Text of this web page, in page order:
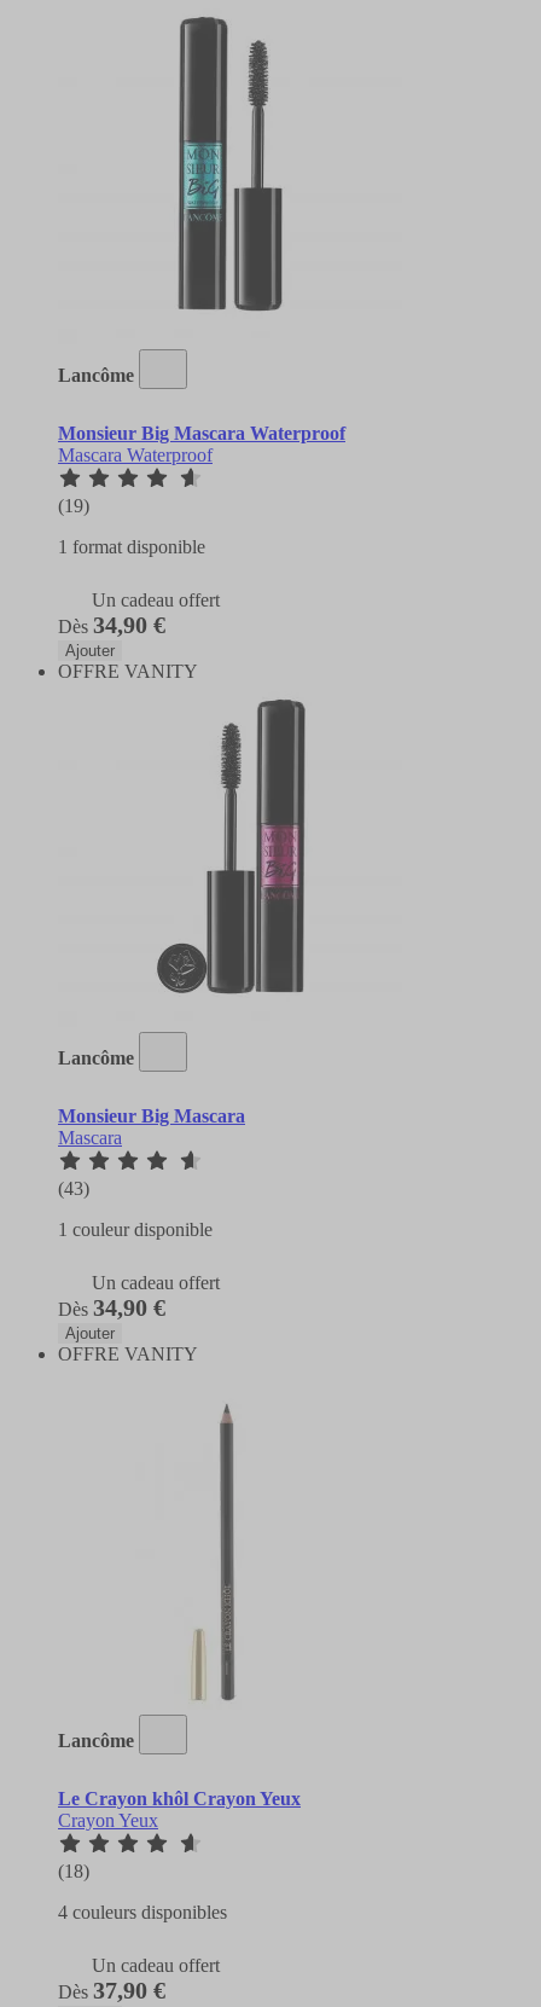
Lancôme
Monsieur Big Mascara Waterproof
Mascara Waterproof
(19)
1 format disponible
Un cadeau offert
Dès 34,90 €
Ajouter
OFFRE VANITY
Lancôme
Monsieur Big Mascara
Mascara
(43)
1 couleur disponible
Un cadeau offert
Dès 34,90 €
Ajouter
OFFRE VANITY
Lancôme
Le Crayon khôl Crayon Yeux
Crayon Yeux
(18)
4 couleurs disponibles
Un cadeau offert
Dès 37,90 €